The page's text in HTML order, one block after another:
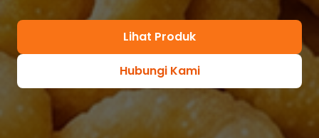
Lihat Produk
Hubungi Kami